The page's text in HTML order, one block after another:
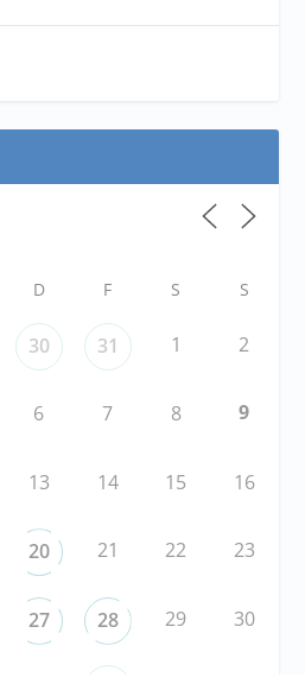
D F S S
30 31 1 2
6 7 8 9
13 14 15 16
20 21 22 23
27 28 29 30